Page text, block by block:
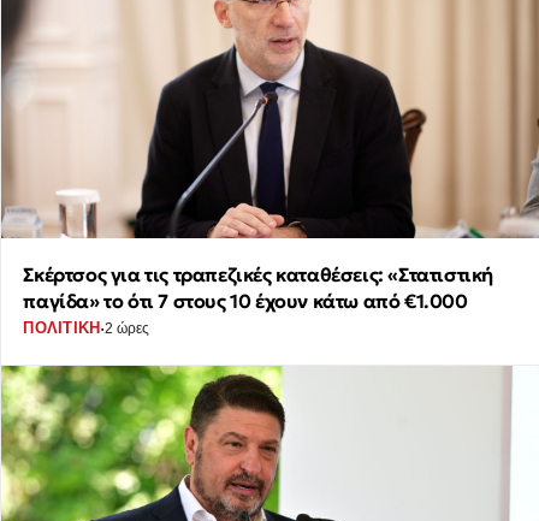
Σκέρτσος για τις τραπεζικές καταθέσεις: «Στατιστική
παγίδα» το ότι 7 στους 10 έχουν κάτω από €1.000
ΠΟΛΙΤΙΚΗ ·2 ώρες